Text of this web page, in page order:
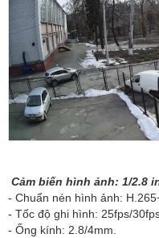
Cảm biến hình ảnh: 1/2.8
- Chuẩn nén hình ảnh:
- Tốc độ ghi hình: 25fps/
- Ống kính: 2.8/4mm.